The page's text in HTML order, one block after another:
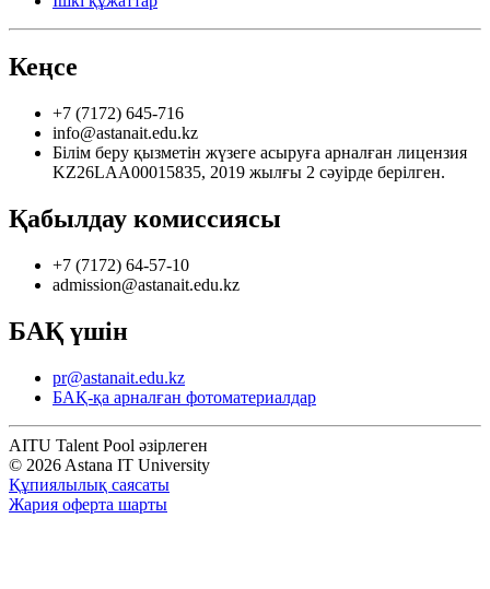
Кеңсе
+7 (7172) 645-716
info@astanait.edu.kz
Білім беру қызметін жүзеге асыруға арналған лицензия
KZ26LAA00015835, 2019 жылғы 2 сәуірде берілген.
Қабылдау комиссиясы
+7 (7172) 64-57-10
admission@astanait.edu.kz
БАҚ үшін
pr@astanait.edu.kz
БАҚ-қа арналған фотоматериалдар
AITU Talent Pool әзірлеген
© 2026 Astana IT University
Құпиялылық саясаты
Жария оферта шарты